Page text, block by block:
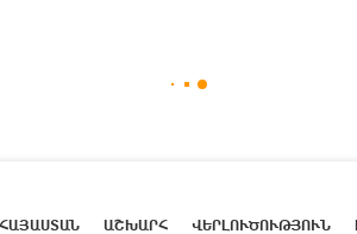
ՀԱՅԱՍՏԱՆ ԱՇԽԱՐՀ ՎԵՐԼՈՒԾՈՒԹՅՈՒՆ